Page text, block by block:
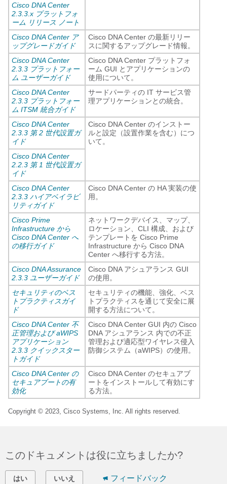
Cisco DNA Center
2.3.3.x プラットフォ
ーム リリース ノート
Cisco DNA Center ア
ップグレードガイド
Cisco DNA Center の最新リリー
スに関するアップグレード情報。
Cisco DNA Center
2.3.3 プラットフォー
ム ユーザーガイド
Cisco DNA Center プラットフォ
ーム GUI とアプリケーションの
使用について。
Cisco DNA Center
2.3.3 プラットフォー
ム ITSM 統合ガイド
サードパーティの IT サービス管
理アプリケーションとの統合。
Cisco DNA Center
2.3.3 第 2 世代設置ガ
イド
Cisco DNA Center のインストー
ルと設定（設置作業を含む）につ
いて。
Cisco DNA Center
2.2.3 第 1 世代設置ガ
イド
Cisco DNA Center
2.3.3 ハイアベイラビ
リティガイド
Cisco DNA Center の HA 実装の使
用。
Cisco Prime
Infrastructure から
Cisco DNA Center へ
の移行ガイド
ネットワークデバイス、マップ、
ロケーション、CLI 構成、および
テンプレートを Cisco Prime
Infrastructure から Cisco DNA
Center へ移行する方法。
Cisco DNA Assurance
2.3.3 ユーザーガイド
Cisco DNA アシュアランス GUI
の使用。
セキュリティのベス
トプラクティスガイ
ド
セキュリティの機能、強化、ベス
トプラクティスを通じて安全に展
開する方法について。
Cisco DNA Center 不
正管理および aWIPS
アプリケーション
2.3.3 クイックスター
トガイド
Cisco DNA Center GUI 内の Cisco
DNA アシュアランス 内での不正
管理および適応型ワイヤレス侵入
防御システム（aWIPS）の使用。
Cisco DNA Center の
セキュアブートの有
効化
Cisco DNA Center のセキュアブ
ートをインストールして有効にす
る方法。
Copyright © 2023, Cisco Systems, Inc. All rights reserved.
このドキュメントは役に立ちましたか?
はい いいえ フィードバック